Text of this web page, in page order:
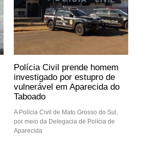
Polícia Civil prende homem
investigado por estupro de
vulnerável em Aparecida do
Taboado
A Polícia Civil de Mato Grosso do Sul,
por meio da Delegacia de Polícia de
Aparecida